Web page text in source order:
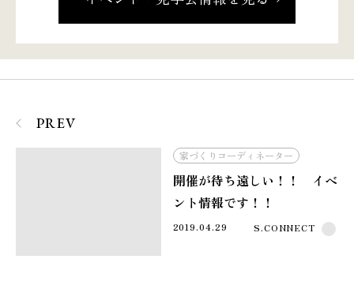
PREV
家づくりコーディネーター
開催が待ち遠しい！！ イベ
ント情報です！！
2019.04.29 S.CONNECT